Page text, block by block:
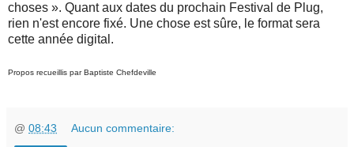
choses ». Quant aux dates du prochain Festival de Plug,
rien n'est encore fixé. Une chose est sûre, le format sera
cette année digital.
Propos recueillis par Baptiste Chefdeville
@ 08:43 Aucun commentaire: